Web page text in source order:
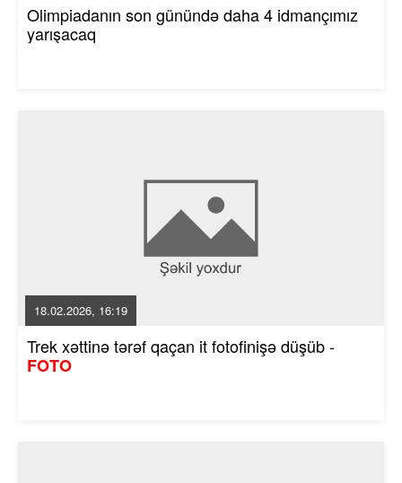
Olimpiadanın son günündə daha 4 idmançımız
yarışacaq
18.02.2026, 16:19
Trek xəttinə tərəf qaçan it fotofinişə düşüb -
FOTO